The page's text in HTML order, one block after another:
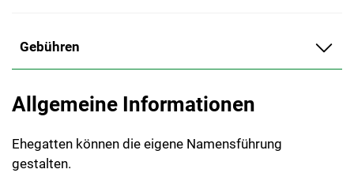
Gebühren
Allgemeine Informationen
Ehegatten können die eigene Namensführung
gestalten.